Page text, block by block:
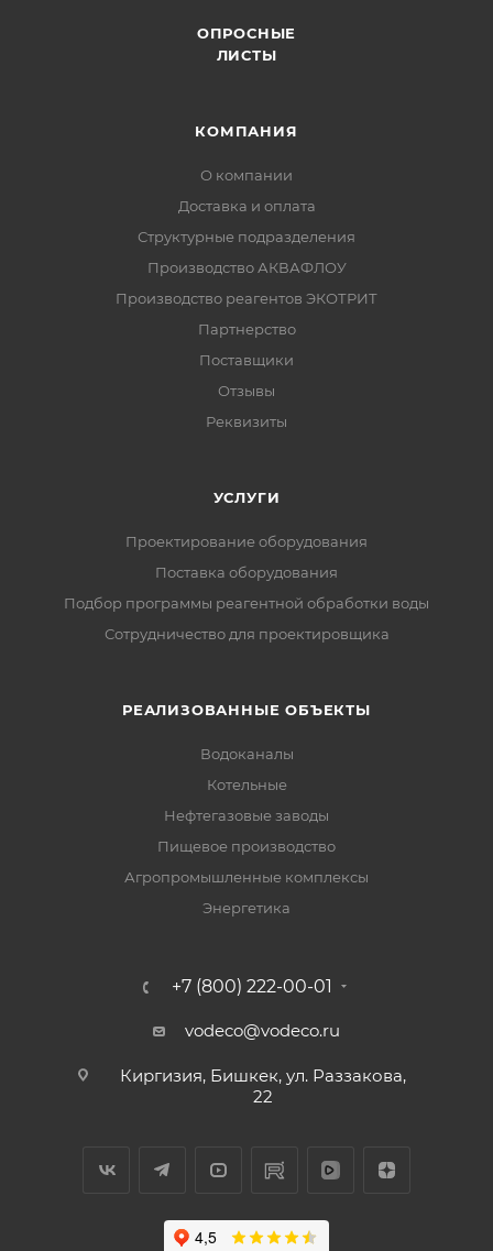
ОПРОСНЫЕ
ЛИСТЫ
КОМПАНИЯ
О компании
Доставка и оплата
Структурные подразделения
Производство АКВАФЛОУ
Производство реагентов ЭКОТРИТ
Партнерство
Поставщики
Отзывы
Реквизиты
УСЛУГИ
Проектирование оборудования
Поставка оборудования
Подбор программы реагентной обработки воды
Сотрудничество для проектировщика
РЕАЛИЗОВАННЫЕ ОБЪЕКТЫ
Водоканалы
Котельные
Нефтегазовые заводы
Пищевое производство
Агропромышленные комплексы
Энергетика
+7 (800) 222-00-01
vodeco@vodeco.ru
Киргизия, Бишкек, ул. Раззакова,
22